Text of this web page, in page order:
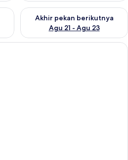
pekan ini Agu 14 - Agu 16
Akhir pekan berikutnya
Agu 21 - Agu 23
Periksa ketersediaan untuk